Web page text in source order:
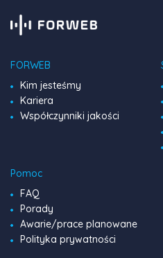
FORWEB
Kim jesteśmy
Kariera
Współczynniki jakości
Pomoc
FAQ
Porady
Awarie/prace planowane
Polityka prywatności